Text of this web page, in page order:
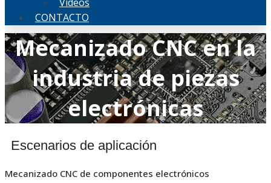
CONTACTO
Mecanizado CNC en la
industria de piezas
electrónicas
Escenarios de aplicación
Mecanizado CNC de componentes electrónicos